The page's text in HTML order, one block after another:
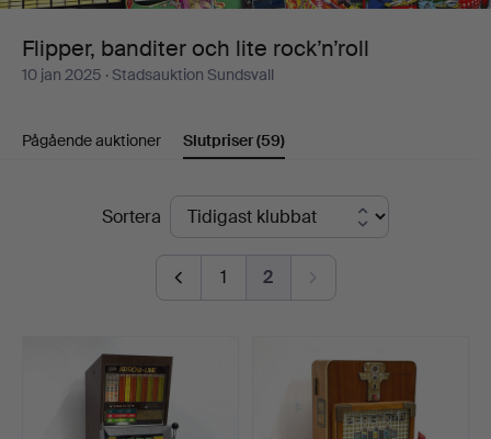
Flipper, banditer och lite rock’n’roll
10 jan 2025 · Stadsauktion Sundsvall
Pågående auktioner Slutpriser(59)
SlutpriserSortera
1 2